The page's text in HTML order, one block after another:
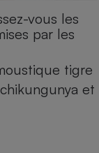
vous les
par les
tigre
et